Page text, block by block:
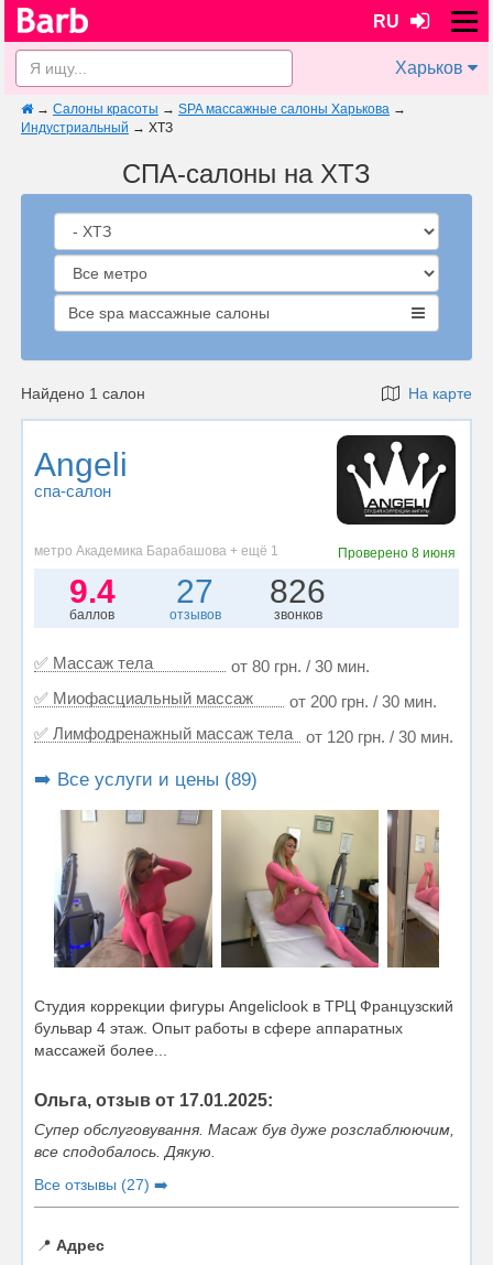
RU
Харьков
→ Салоны красоты → SPA массажные салоны Харькова →
Индустриальный → ХТЗ
СПА-салоны на ХТЗ
Все spa массажные салоны
Найдено 1 салон На карте
Angeli
спа-салон
метро Академика Барабашова + ещё 1 Проверено 8 июня
9.4
баллов
27
отзывов
826
звонков
✅ Массаж тела
от 80 грн. / 30 мин.
✅ Миофасциальный массаж
от 200 грн. / 30 мин.
✅ Лимфодренажный массаж тела
от 120 грн. / 30 мин.
➡️ Все услуги и цены (89)
Студия коррекции фигуры Angeliclook в ТРЦ Французский
бульвар 4 этаж. Опыт работы в сфере аппаратных
массажей более...
Ольга, отзыв от 17.01.2025:
Супер обслуговування. Масаж був дуже розслаблюючим,
все сподобалось. Дякую.
Все отзывы (27) ➡️
📍 Адрес